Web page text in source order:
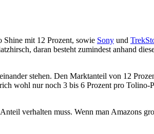
Shine mit 12 Prozent, sowie Sony und
daran besteht zumindest anhand
stehen. Den Marktanteil von 12
wohl nur noch 3 bis 6 Prozent pro Tolino-
verhalten muss. Wenn man Amazons